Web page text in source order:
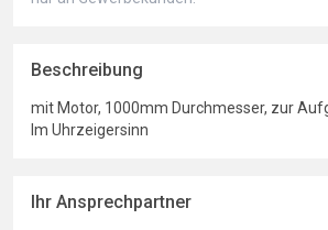
Beschreibung
mit Motor, 1000mm Durchmesser, zur
Im Uhrzeigersinn
Ihr Ansprechpartner